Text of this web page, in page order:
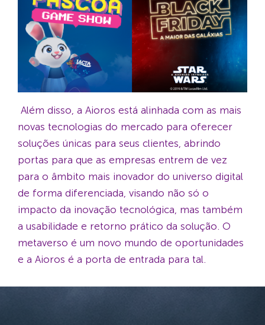
Além disso, a Aioros está alinhada com as mais
novas tecnologias do mercado para oferecer
soluções únicas para seus clientes, abrindo
portas para que as empresas entrem de vez
para o âmbito mais inovador do universo digital
de forma diferenciada, visando não só o
impacto da inovação tecnológica, mas também
a usabilidade e retorno prático da solução. O
metaverso é um novo mundo de oportunidades
e a Aioros é a porta de entrada para tal.